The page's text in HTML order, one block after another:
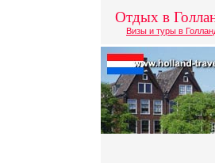
Отдых в
Визы и туры в